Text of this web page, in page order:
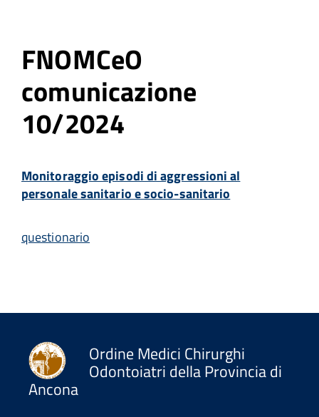
FNOMCeO
comunicazione
10/2024
Monitoraggio episodi di aggressioni al
personale sanitario e socio-sanitario
questionario
Ordine Medici Chirurghi
Odontoiatri della Provincia di
Ancona